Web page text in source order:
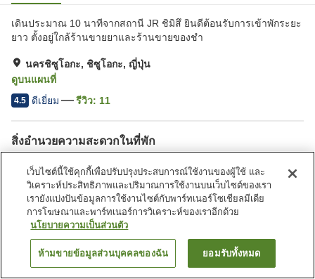
เดินประมาณ 10 นาทีจากสถานี JR ชิมิสึ ยินดีต้อนรับการเข้าพักระยะ
ยาว ตั้งอยู่ใกล้ร้านขายยาและร้านขายของชำ
นครชิซูโอกะ, ชิซูโอกะ, ญี่ปุ่น
ดูบนแผนที่
4.5 ดีเยี่ยม รีวิว: 11
สิ่งอำนวยความสะดวกในที่พัก
บริการซักผ้า (มีค่าบริการ)
ห้องอาบน้ำใหญ่
หน้าแรก ญี่ปุ่น ชิซูโอกะ
นครชิซูโอกะ
Business Ryokan Fukuzumi
ค้นหาห้องพัก
เว็บไซต์นี้ใช้คุกกี้เพื่อปรับปรุงประสบการณ์ใช้งานของผู้ใช้ และ
วิเคราะห์ประสิทธิภาพและปริมาณการใช้งานบนเว็บไซต์ของเรา
เรายังแบ่งปันข้อมูลการใช้งานไซต์กับพาร์ทเนอร์โซเชียลมีเดีย
การโฆษณาและพาร์ทเนอร์การวิเคราะห์ของเราอีกด้วย
นโยบายความเป็นส่วนตัว
ห้ามขายข้อมูลส่วนบุคคลของฉัน ยอมรับทั้งหมด